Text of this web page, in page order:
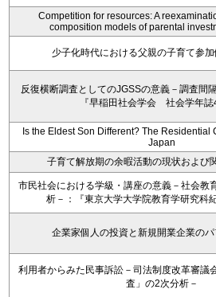
Competition for resources: A
composition models of parental
少子化時代における父親の子育て参
反復横断調査としてのJGSSの意義－調査間
『早稲田社会学会 社会学年誌
Is the Eldest Son Different? The Residential
Japan
子育て解放期の余暇活動の現状および
市民社会における学級・講座の意義－社会教
析－：『東京大学大学院教育学研究科
企業家個人の投資と新規開業企業の
利用者からみた民事訴訟－司法制度改革審議
査」の2次分析－